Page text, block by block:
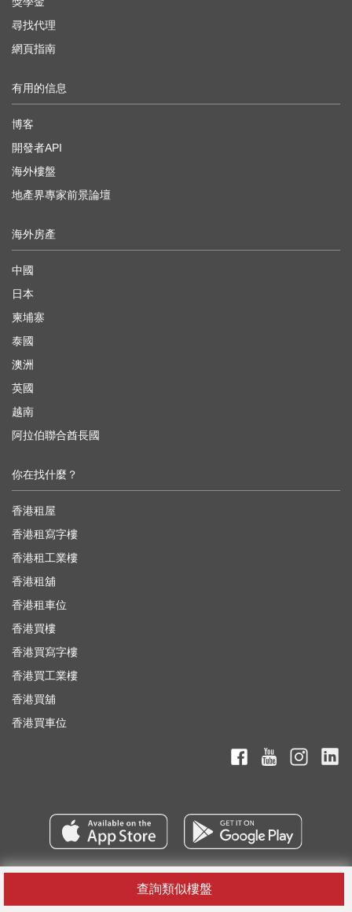
查詢類似樓盤
尋找代理
網頁指南
有用的信息
博客
開發者API
海外樓盤
地產界專家前景論壇
海外房產
中國
日本
柬埔寨
泰國
澳洲
英國
越南
阿拉伯聯合酋長國
你在找什麼？
香港租屋
香港租寫字樓
香港租工業樓
香港租舖
香港租車位
香港買樓
香港買寫字樓
香港買工業樓
香港買舖
香港買車位